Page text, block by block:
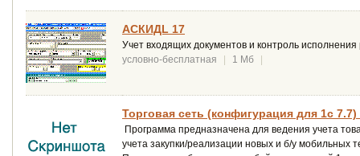
АСКИДL 17
Учет входящих документов и контроль
условно-бесплатная
| 1 Мб |
Торговая сеть (конфигурация для 1с
Программа предназначена для ведения учета
учета закупки/реализации новых и б/у